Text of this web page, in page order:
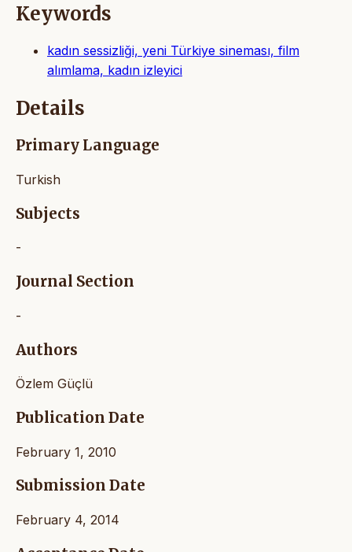
Keywords
kadın sessizliği, yeni Türkiye sineması, film
alımlama, kadın izleyici
Details
Primary Language
Turkish
Subjects
-
Journal Section
-
Authors
Özlem Güçlü
Publication Date
February 1, 2010
Submission Date
February 4, 2014